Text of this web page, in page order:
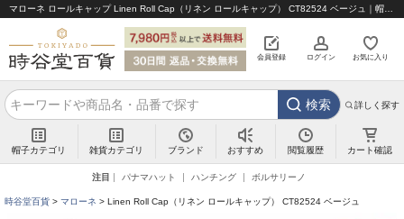
会員登録 ログイン お気に入り
検索 詳しく探す
帽子カテゴリ 雑貨カテゴリ ブランド おすすめ 閲覧履歴 カート確認
注目 パナマハット ハンチング ボルサリーノ
時谷堂百貨 マローネ Linen Roll Cap（リネン ロールキャップ） CT82524 ベージュ